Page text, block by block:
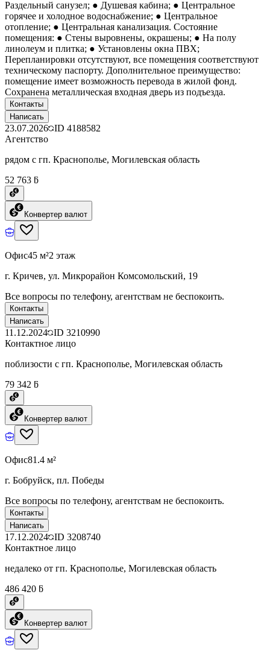
Раздельный санузел; ● Душевая кабина; ● Центральное
горячее и холодное водоснабжение; ● Центральное
отопление; ● Центральная канализация. Состояние
помещения: ● Стены выровнены, окрашены; ● На полу
линолеум и плитка; ● Установлены окна ПВХ;
Перепланировки отсутствуют, все помещения соответствуют
техническому паспорту. Дополнительное преимущество:
помещение имеет возможность перевода в жилой фонд.
Сохранена металлическая входная дверь из подъезда.
Контакты
Написать
23.07.2026 ID 4188582
Агентство
рядом с гп. Краснополье, Могилевская область
52 763 ƃ
Конвертер валют
Офис45 м²2 этаж
г. Кричев, ул. Микрорайон Комсомольский, 19
Все вопросы по телефону, агентствам не беспокоить.
Контакты
Написать
11.12.2024 ID 3210990
Контактное лицо
поблизости с гп. Краснополье, Могилевская область
79 342 ƃ
Конвертер валют
Офис81.4 м²
г. Бобруйск, пл. Победы
Все вопросы по телефону, агентствам не беспокоить.
Контакты
Написать
17.12.2024 ID 3208740
Контактное лицо
недалеко от гп. Краснополье, Могилевская область
486 420 ƃ
Конвертер валют